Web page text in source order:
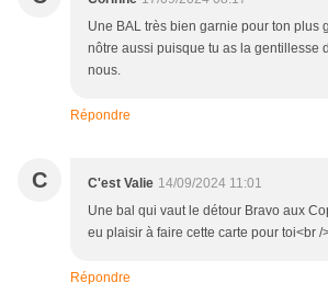
Une BAL très bien garnie pour ton plus
nôtre aussi puisque tu as la gentillesse
nous.
Répondre
C C'est Valie 14/09/2024 11:01
Une bal qui vaut le détour Bravo aux
eu plaisir à faire cette carte pour toi<br /
Répondre